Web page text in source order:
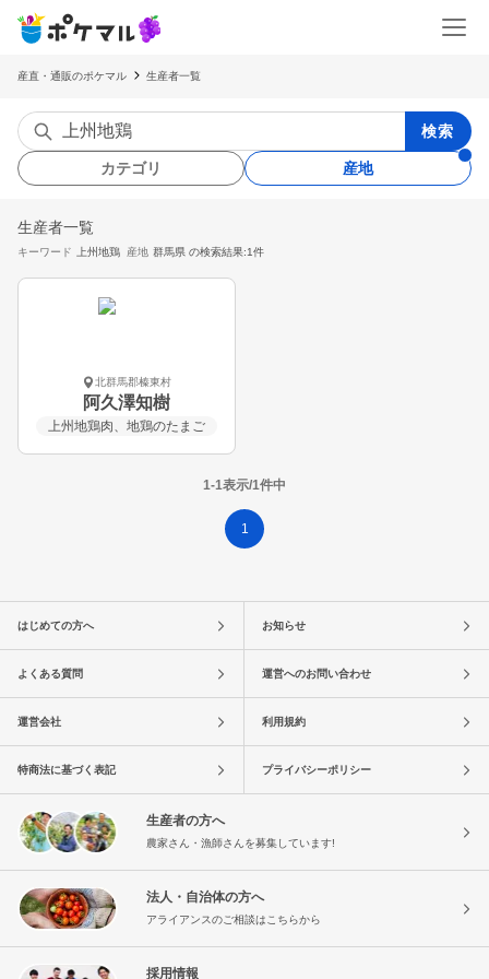
産直・通販のポケマル 生産者一覧
検索
カテゴリ 産地
生産者一覧
キーワード 上州地鶏 産地 群馬県 の検索結果:1件
北群馬郡榛東村
阿久澤知樹
上州地鶏肉、地鶏のたまご
1-1表示/1件中
1
はじめての方へ お知らせ
よくある質問 運営へのお問い合わせ
運営会社 利用規約
特商法に基づく表記 プライバシーポリシー
生産者の方へ
農家さん・漁師さんを募集しています!
法人・自治体の方へ
アライアンスのご相談はこちらから
採用情報